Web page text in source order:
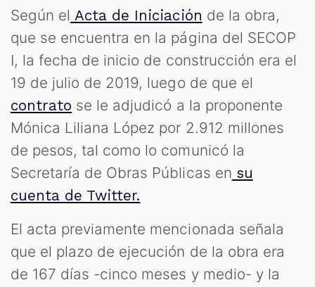
Según el Acta de Iniciación de la obra,
que se encuentra en la página del SECOP
I, la fecha de inicio de construcción era el
19 de julio de 2019, luego de que el
contrato se le adjudicó a la proponente
Mónica Liliana López por 2.912 millones
de pesos, tal como lo comunicó la
Secretaría de Obras Públicas en su
cuenta de Twitter.
El acta previamente mencionada señala
que el plazo de ejecución de la obra era
de 167 días -cinco meses y medio- y la